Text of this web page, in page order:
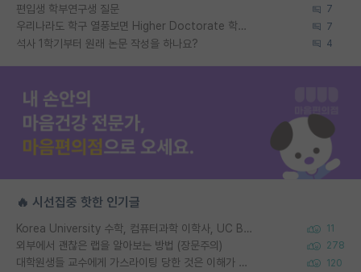
편입생 학부연구생 질문 7
우리나라도 학구 열풍보면 Higher Doctorate 학위가 필요하다고 봅니다. 7
석사 1학기부터 원래 논문 작성을 하나요? 4
🔥 시선집중 핫한 인기글
Korea University 수학, 컴퓨터과학 이학사, UC Berkeley 산업공학 대학원 공학박사가 되는 것은 쉽지 않겠죠? 11
외부에서 괜찮은 랩을 알아보는 방법 (장문주의) 278
대학원생들 교수에게 가스라이팅 당한 것은 이해가 갑니다. 안타깝네요. 120